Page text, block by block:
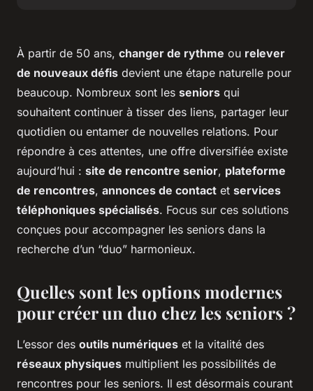
À partir de 50 ans, changer de rythme ou relever
de nouveaux défis devient une étape naturelle pour
beaucoup. Nombreux sont les seniors qui
souhaitent continuer à tisser des liens, partager leur
quotidien ou entamer de nouvelles relations. Pour
répondre à ces attentes, une offre diversifiée existe
aujourd’hui : site de rencontre senior, plateforme
de rencontres, annonces de contact et services
téléphoniques spécialisés. Focus sur ces solutions
conçues pour accompagner les seniors dans la
recherche d’un “duo” harmonieux.
Quelles sont les options modernes
pour créer un duo chez les seniors ?
L’essor des outils numériques et la vitalité des
réseaux physiques multiplient les possibilités de
rencontres pour les seniors. Il est désormais courant